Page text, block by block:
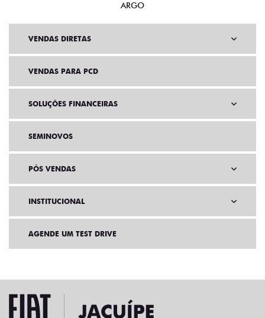
ARGO
VENDAS DIRETAS
VENDAS PARA PCD
SOLUÇÕES FINANCEIRAS
SEMINOVOS
PÓS VENDAS
INSTITUCIONAL
AGENDE UM TEST DRIVE